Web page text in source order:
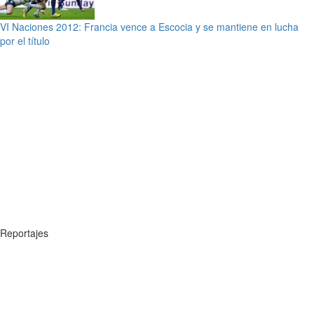
VI Naciones 2012: Francia vence a Escocia y se mantiene en lucha
por el título
Reportajes